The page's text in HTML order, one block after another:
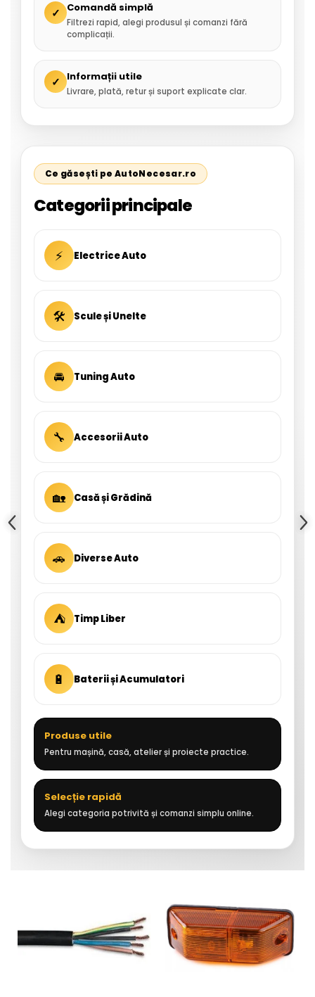
✓ Comandă simplă
Filtrezi rapid, alegi produsul și comanzi fără
complicații.
✓ Informații utile
Livrare, plată, retur și suport explicate clar.
Ce găsești pe AutoNecesar.ro
Categorii principale
⚡ Electrice Auto
🛠 Scule și Unelte
🚘 Tuning Auto
🔧 Accesorii Auto
🏡 Casă și Grădină
🚗 Diverse Auto
⛺ Timp Liber
🔋 Baterii și Acumulatori
Produse utile
Pentru mașină, casă, atelier și proiecte practice.
Selecție rapidă
Alegi categoria potrivită și comanzi simplu online.